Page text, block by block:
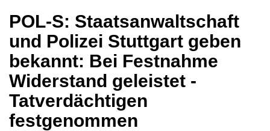
POL-S: Staatsanwaltschaft
und Polizei Stuttgart geben
bekannt: Bei Festnahme
Widerstand geleistet -
Tatverdächtigen
festgenommen